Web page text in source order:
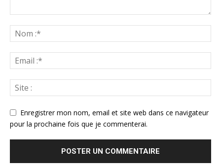
Enregistrer mon nom, email et site web dans ce navigateur
pour la prochaine fois que je commenterai.